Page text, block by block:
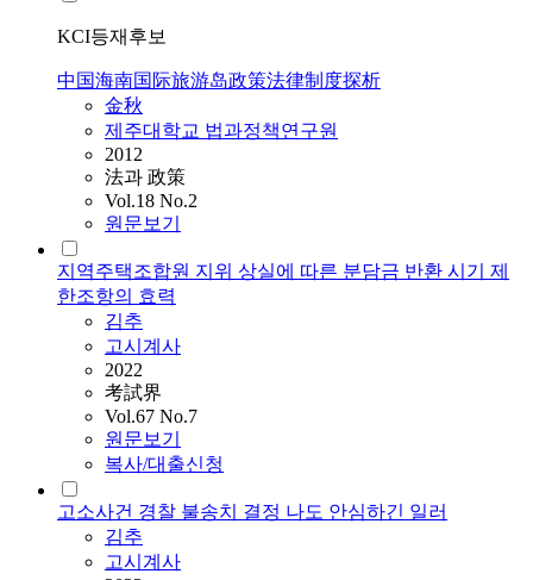
KCI등재후보
中国海南国际旅游岛政策法律制度探析
金秋
제주대학교 법과정책연구원
2012
法과 政策
Vol.18 No.2
원문보기
지역주택조합원 지위 상실에 따른 분담금 반환 시기 제
한조항의 효력
김추
고시계사
2022
考試界
Vol.67 No.7
원문보기
복사/대출신청
고소사건 경찰 불송치 결정 나도 안심하긴 일러
김추
고시계사